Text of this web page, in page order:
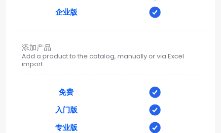
企业版
添加产品
Add a product to the catalog, manually or via Excel
import.
免费
入门版
专业版